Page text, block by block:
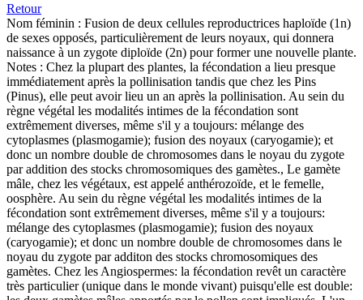
Retour
Nom féminin : Fusion de deux cellules reproductrices haploïde (1n)
de sexes opposés, particulièrement de leurs noyaux, qui donnera
naissance à un zygote diploïde (2n) pour former une nouvelle plante.
Notes : Chez la plupart des plantes, la fécondation a lieu presque
immédiatement après la pollinisation tandis que chez les Pins
(Pinus), elle peut avoir lieu un an après la pollinisation. Au sein du
règne végétal les modalités intimes de la fécondation sont
extrêmement diverses, même s'il y a toujours: mélange des
cytoplasmes (plasmogamie); fusion des noyaux (caryogamie); et
donc un nombre double de chromosomes dans le noyau du zygote
par addition des stocks chromosomiques des gamètes., Le gamète
mâle, chez les végétaux, est appelé anthérozoïde, et le femelle,
oosphère. Au sein du règne végétal les modalités intimes de la
fécondation sont extrêmement diverses, même s'il y a toujours:
mélange des cytoplasmes (plasmogamie); fusion des noyaux
(caryogamie); et donc un nombre double de chromosomes dans le
noyau du zygote par additon des stocks chromosomiques des
gamètes. Chez les Angiospermes: la fécondation revêt un caractère
très particulier (unique dans le monde vivant) puisqu'elle est double: